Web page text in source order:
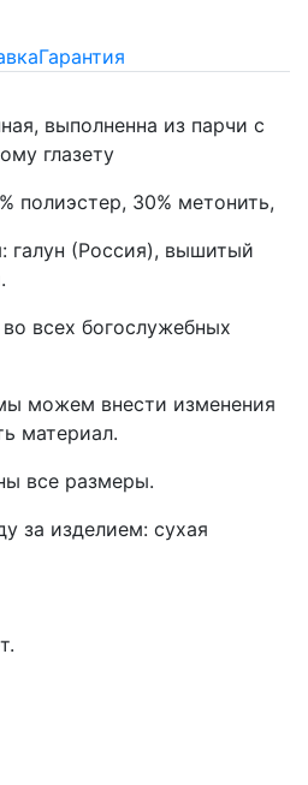
Гарантия
выполненна из парчи с
глазету
полиэстер, 30% метонить,
галун (Россия), вышитый
всех богослужебных
можем внести изменения
материал.
все размеры.
за изделием: сухая